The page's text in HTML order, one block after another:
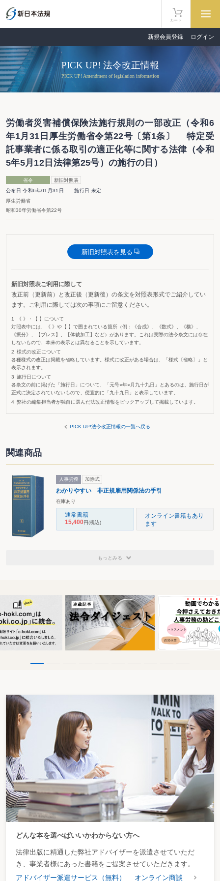
カート
新規会員登録 ログイン
PICK UP! 法令改正情報
PICK UP! Amendment of legislation information
労働者災害補償保険法施行規則の一部改正（令和6
年1月31日厚生労働省令第22号〔第1条〕 特定受
託事業者に係る取引の適正化等に関する法律（令和
5年5月12日法律第25号）の施行の日）
省令
新旧対照表
公布日 令和6年01月31日
施行日 未定
厚生労働省
昭和30年労働省令第22号
新旧対照表を見る
新旧対照表ご利用に際して
改正前（更新前）と改正後（更新後）の条文を対照表形式でご紹介してい
ます。ご利用に際しては次の事項にご留意ください。
《 》・【 】について
対照表中には、《 》や【 】で囲まれている箇所（例：《合成》、《数式》、《横》、
《振分》、【ブレス】、【体裁加工】など）があります。これは実際の法令条文には存在
しないもので、本来の表示とは異なることを示しています。
様式の改正について
各種様式の改正は掲載を省略しています。様式に改正がある場合は、「様式〔省略〕」と
表示されます。
施行日について
各条文の前に掲げた「施行日」について、「元号○年○月九十九日」とあるのは、施行日が
正式に決定されていないもので、便宜的に「九十九日」と表示しています。
弊社の編集担当者が独自に選んだ法改正情報をピックアップして掲載しています。
PICK UP!法令改正情報の一覧へ戻る
関連商品
人事労務 加除式
わかりやすい 非正規雇用関係法の手引
在庫あり
通常書籍
15,400円(税込)
オンライン書籍もあり
ます
もっとみる
どんな本を選べばいいかわからない方へ
法律出版に精通した弊社アドバイザーを派遣させていただ
き、事業者様にあった書籍をご提案させていただきます。
アドバイザー派遣サービス（無料）
オンライン商談